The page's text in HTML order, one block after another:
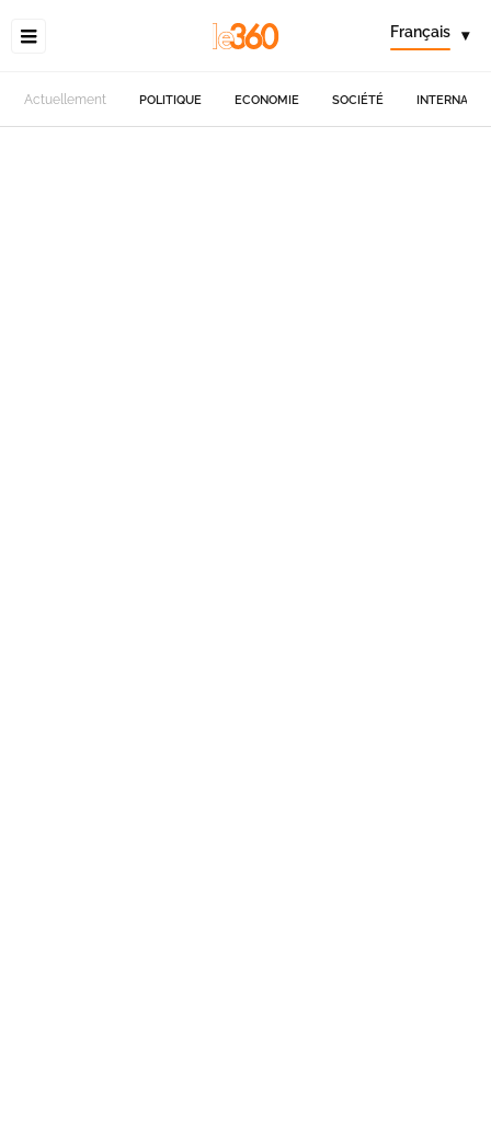
Français ▾
Actuellement POLITIQUE ECONOMIE SOCIÉTÉ